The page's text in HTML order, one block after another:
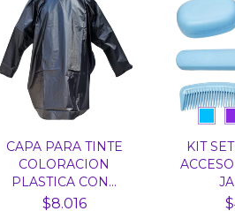
CAPA PARA TINTE
COLORACION
PLASTICA CON...
$8.016
KIT